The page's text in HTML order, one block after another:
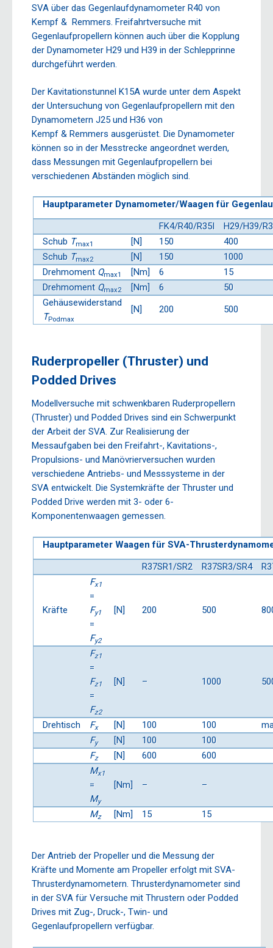
SVA über das Gegenlaufdynamometer R40 von
Kempf & Remmers. Freifahrtversuche mit
Gegenlaufpropellern können auch über die Kopplung
der Dynamometer H29 und H39 in der Schlepprinne
durchgeführt werden.
Der Kavitationstunnel K15A wurde unter dem Aspekt
der Untersuchung von Gegenlaufpropellern mit den
Dynamometern J25 und H36 von
Kempf & Remmers ausgerüstet. Die Dynamometer
können so in der Messtrecke angeordnet werden,
dass Messungen mit Gegenlaufpropellern bei
verschiedenen Abständen möglich sind.
Hauptparameter Dynamometer/Waagen für
FK4/R40/R35I
H29/H39/
Schub Tmax1 [N] 150
400
Schub Tmax2 [N] 150
1000
Drehmoment Qmax1 [Nm] 6
15
Drehmoment Qmax2 [Nm] 6
50
Gehäusewiderstand
TPodmax
[N] 200 500
Ruderpropeller (Thruster) und
Podded Drives
Modellversuche mit schwenkbaren Ruderpropellern
(Thruster) und Podded Drives sind ein Schwerpunkt
der Arbeit der SVA. Zur Realisierung der
Messaufgaben bei den Freifahrt-, Kavitations-,
Propulsions- und Manövrierversuchen wurden
verschiedene Antriebs- und Messsysteme in der
SVA entwickelt. Die Systemkräfte der Thruster und
Podded Drive werden mit 3- oder 6-
Komponentenwaagen gemessen.
Hauptparameter Waagen für SVA-
R37SR1/SR2
R37SR3/SR4
Kräfte
Fx1
=
Fy1
=
Fy2
[N] 200 500
Fz1
=
Fz1
=
Fz2
[N] – 1000
Drehtisch Fx [N] 100 100
Fy [N] 100
100
Fz [N] 600
600
Mx1
=
My
[Nm] – –
Mz [Nm] 15 15
Der Antrieb der Propeller und die Messung der
Kräfte und Momente am Propeller erfolgt mit SVA-
Thrusterdynamometern. Thrusterdynamometer sind
in der SVA für Versuche mit Thrustern oder Podded
Drives mit Zug-, Druck-, Twin- und
Gegenlaufpropellern verfügbar.